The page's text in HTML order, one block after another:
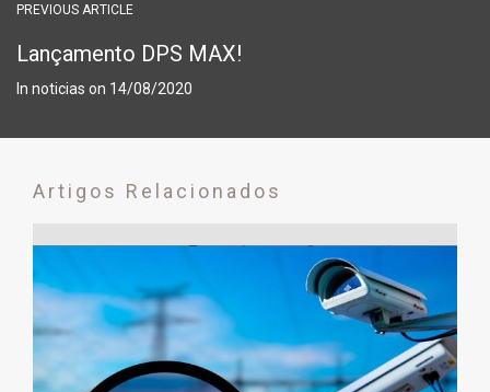
PREVIOUS ARTICLE
Lançamento DPS MAX!
In noticias on 14/08/2020
Artigos Relacionados
Saiba o que é nobreak e conheça as
funções do aparelho
29/08/2017